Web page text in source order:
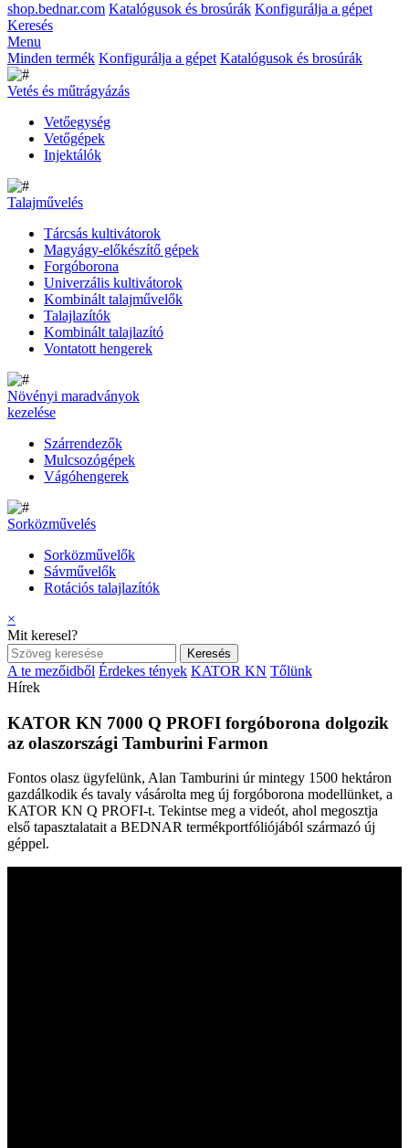
shop.bednar.com Katalógusok és brosúrák Konfigurálja a gépet
Keresés
Menu
Minden termék Konfigurálja a gépet Katalógusok és brosúrák
Vetés és műtrágyázás
Vetőegység
Vetőgépek
Injektálók
Talajművelés
Tárcsás kultivátorok
Magyágy-előkészítő gépek
Forgóborona
Univerzális kultivátorok
Kombinált talajművelők
Talajlazítók
Kombinált talajlazító
Vontatott hengerek
Növényi maradványok
kezelése
Szárrendezők
Mulcsozógépek
Vágóhengerek
Sorközművelés
Sorközművelők
Sávművelők
Rotációs talajlazítók
×
Mit keresel?
A te mezőidből Érdekes tények KATOR KN Tőlünk
Hírek
KATOR KN 7000 Q PROFI forgóborona dolgozik
az olaszországi Tamburini Farmon
Fontos olasz ügyfelünk, Alan Tamburini úr mintegy 1500 hektáron
gazdálkodik és tavaly vásárolta meg új forgóborona modellünket, a
KATOR KN Q PROFI-t. Tekintse meg a videót, ahol megosztja
első tapasztalatait a BEDNAR termékportfóliójából származó új
géppel.